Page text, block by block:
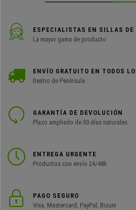
ESPECIALISTAS EN SILLAS DE
La mayor gama de producto
ENVÍO GRATUITO EN TODOS
Dentro de Península
GARANTÍA DE DEVOLUCIÓN
Plazo ampliado de 30 días naturales
ENTREGA URGENTE
Productos con envío 24/48h
PAGO SEGURO
Visa, Mastercard, PayPal, Bizum